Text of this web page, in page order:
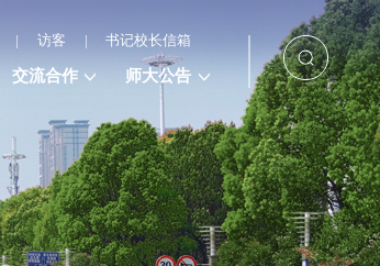
| 访客 | 书记校长信箱
交流合作 师大公告